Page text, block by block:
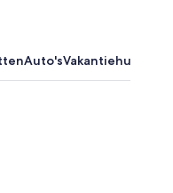
Auto'sVakantiehuizen